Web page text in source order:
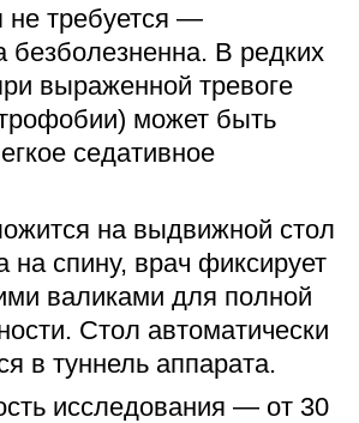
не требуется —
безболезненна. В редких
выраженной тревоге
может быть
седативное
на выдвижной стол
на спину, врач фиксирует
валиками для полной
Стол автоматически
в туннель аппарата.
исследования — от 30